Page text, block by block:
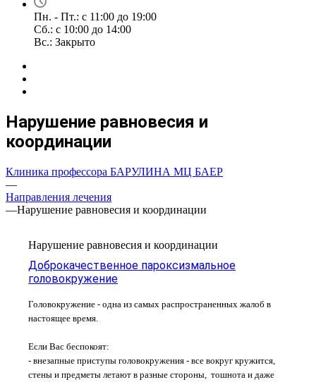
Пн. - Пт.: с 11:00 до 19:00
Сб.: с 10:00 до 14:00
Вс.: Закрыто
Нарушение равновесия и
координации
Клиника профессора БАРУЛИНА МЦ БАЕР
—
Направления лечения
—Нарушение равновесия и координации
Нарушение равновесия и координации
Доброкачественное пароксизмальное
головокружение
Головокружение - одна из самых распространенных жалоб в
настоящее время.
Если Вас беспокоят:
- внезапные приступы головокружения - все вокруг кружится,
стены и предметы летают в разные стороны, тошнота и даже